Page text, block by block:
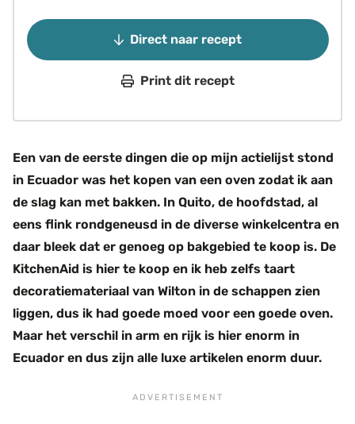
Direct naar recept
Print dit recept
Een van de eerste dingen die op mijn actielijst stond
in Ecuador was het kopen van een oven zodat ik aan
de slag kan met bakken. In Quito, de hoofdstad, al
eens flink rondgeneusd in de diverse winkelcentra en
daar bleek dat er genoeg op bakgebied te koop is. De
KitchenAid is hier te koop en ik heb zelfs taart
decoratiemateriaal van Wilton in de schappen zien
liggen, dus ik had goede moed voor een goede oven.
Maar het verschil in arm en rijk is hier enorm in
Ecuador en dus zijn alle luxe artikelen enorm duur.